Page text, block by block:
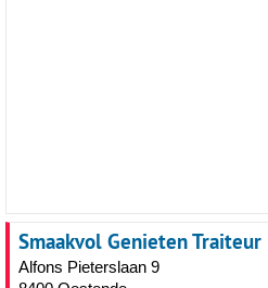
Smaakvol Genieten Traiteur
Alfons Pieterslaan 9